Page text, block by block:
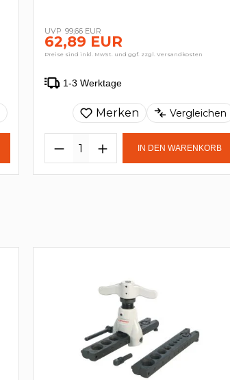
99,66 EUR
62,89 EUR
Preise sind inkl. MwSt. und ggf. zzgl. Versandkosten
1-3 Werktage
Merken Vergleichen
IN DEN WARENKORB